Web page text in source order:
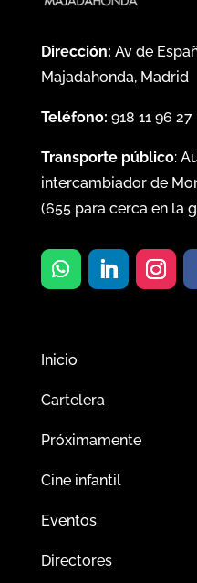
Dirección: Av de
Majadahonda, Madrid
Teléfono: 918 11 96 27
Transporte público:
intercambiador de
(655para cerca en la
Inicio
Cartelera
Próximamente
Cine infantil
Eventos
Directores